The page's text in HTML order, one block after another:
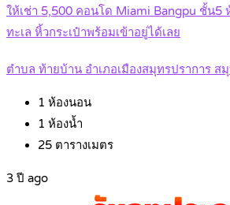
ให้เช่า 5,500 คอนโด Miami Bangpu ชั้น5
ทะเล หิ้วกระเป๋าพร้อมเข้าอยู่ได้เลย
ตำบล ท้ายบ้าน อำเภอเมืองสมุทรปราการ ส
1 ห้องนอน
1 ห้องน้ำ
25 ตารางเมตร
3 ปี ago